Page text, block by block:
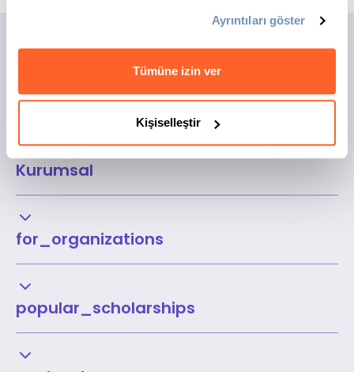
Ayrıntıları göster
Tümüne izin ver
Kişiselleştir
Kurumsal
for_organizations
popular_scholarships